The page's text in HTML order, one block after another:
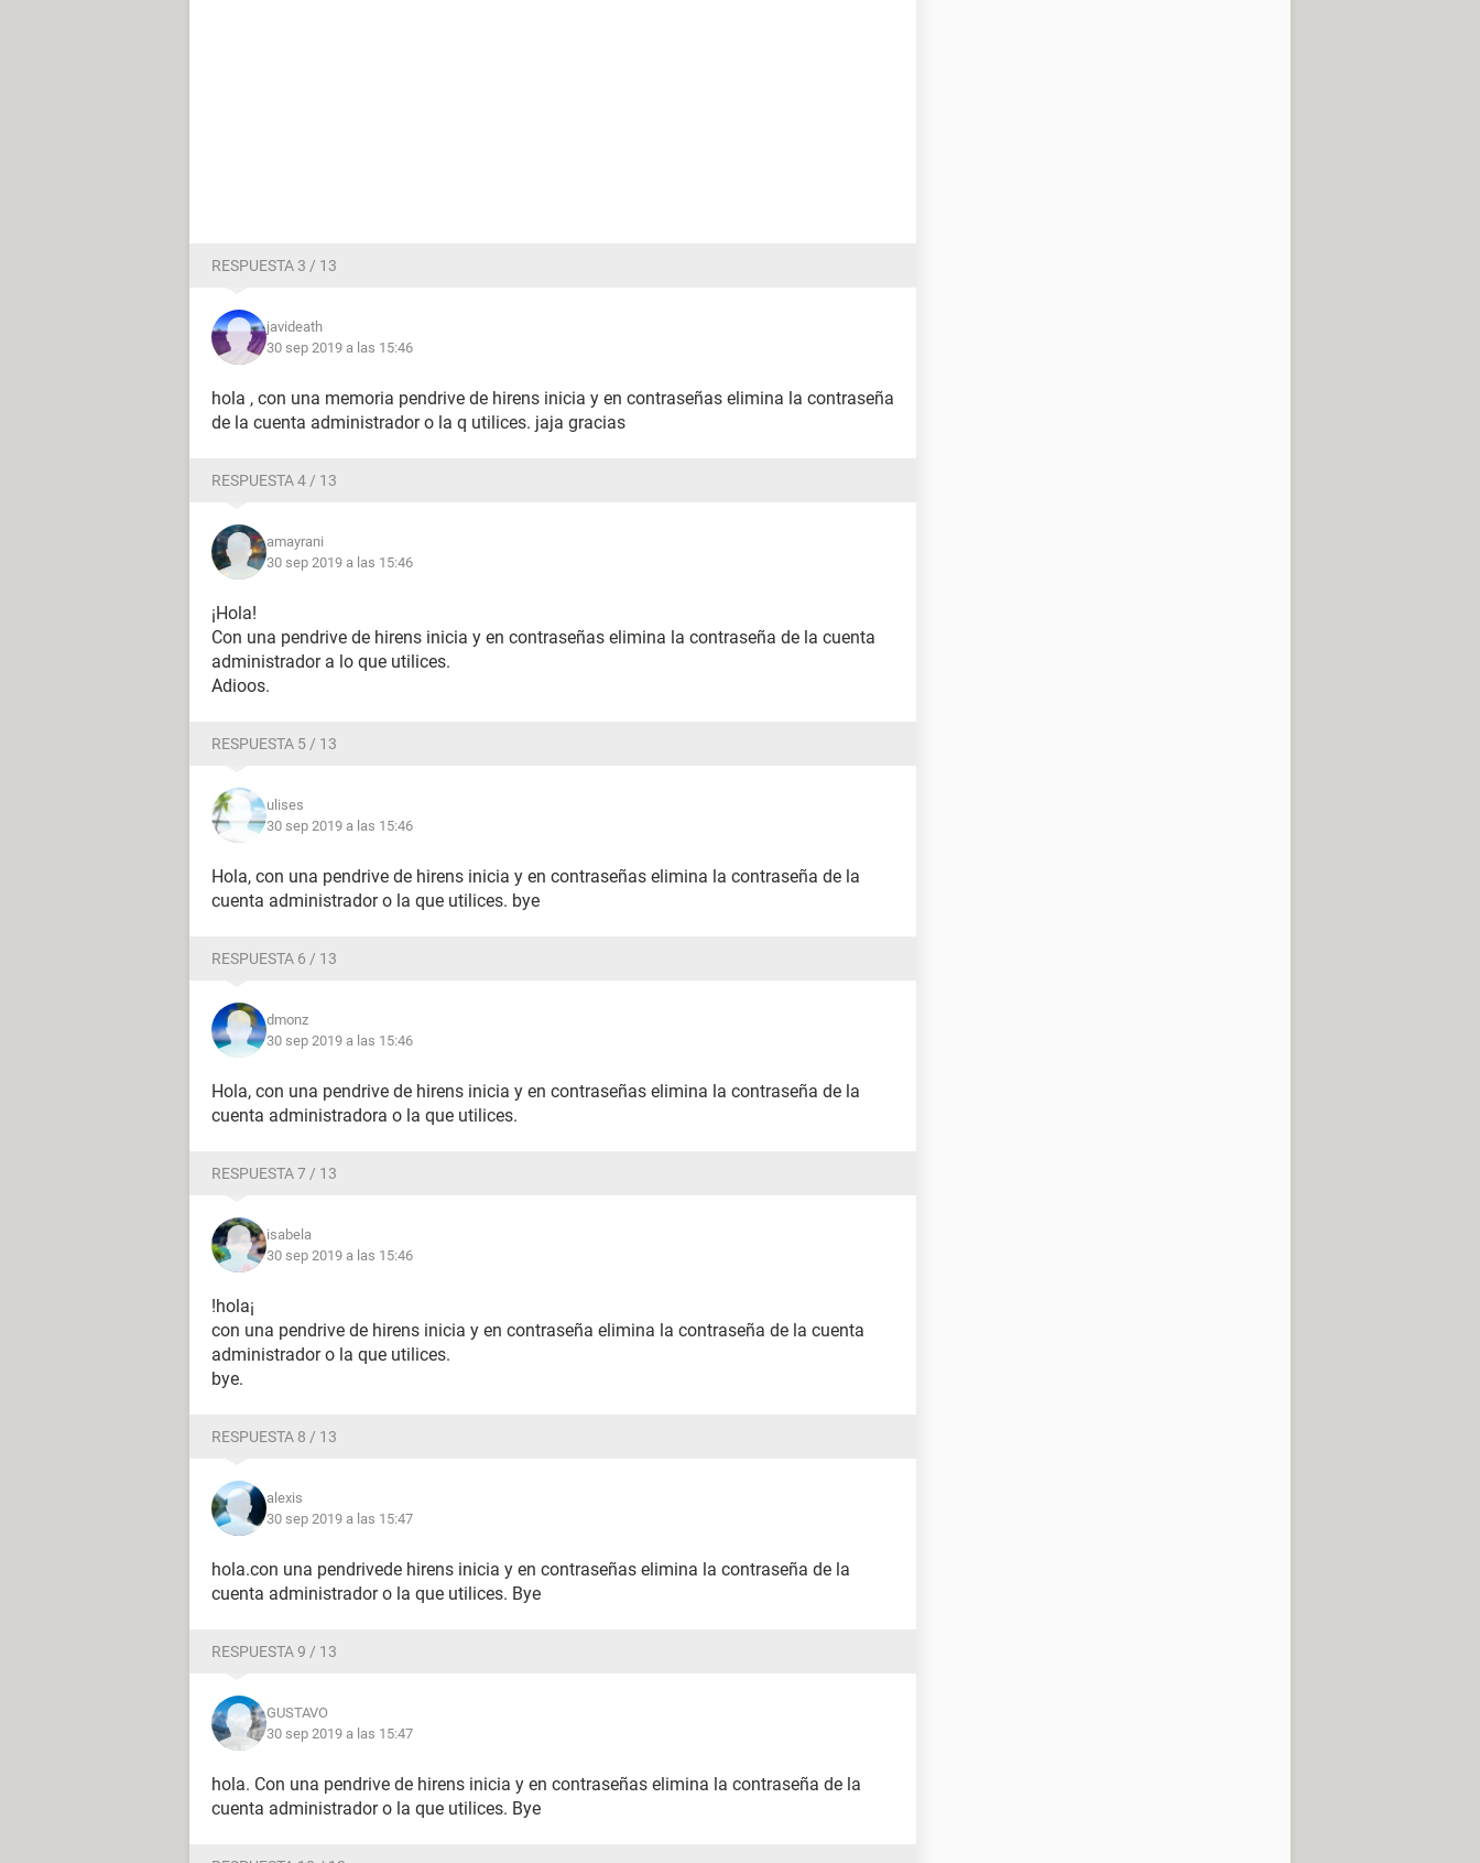
RESPUESTA 3 / 13
javideath
30 sep 2019 a las 15:46
hola , con una memoria pendrive de hirens inicia y en contraseñas elimina la contraseña
de la cuenta administrador o la q utilices. jaja gracias
RESPUESTA 4 / 13
amayrani
30 sep 2019 a las 15:46
¡Hola!
Con una pendrive de hirens inicia y en contraseñas elimina la contraseña de la cuenta
administrador a lo que utilices.
Adioos.
RESPUESTA 5 / 13
ulises
30 sep 2019 a las 15:46
Hola, con una pendrive de hirens inicia y en contraseñas elimina la contraseña de la
cuenta administrador o la que utilices. bye
RESPUESTA 6 / 13
dmonz
30 sep 2019 a las 15:46
Hola, con una pendrive de hirens inicia y en contraseñas elimina la contraseña de la
cuenta administradora o la que utilices.
RESPUESTA 7 / 13
isabela
30 sep 2019 a las 15:46
!hola¡
con una pendrive de hirens inicia y en contraseña elimina la contraseña de la cuenta
administrador o la que utilices.
bye.
RESPUESTA 8 / 13
alexis
30 sep 2019 a las 15:47
hola.con una pendrivede hirens inicia y en contraseñas elimina la contraseña de la
cuenta administrador o la que utilices. Bye
RESPUESTA 9 / 13
GUSTAVO
30 sep 2019 a las 15:47
hola. Con una pendrive de hirens inicia y en contraseñas elimina la contraseña de la
cuenta administrador o la que utilices. Bye